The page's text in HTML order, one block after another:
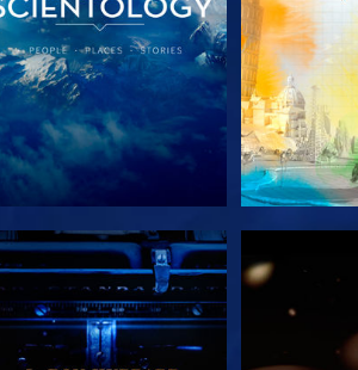
DÉCOUVRIR LES SÉRIES